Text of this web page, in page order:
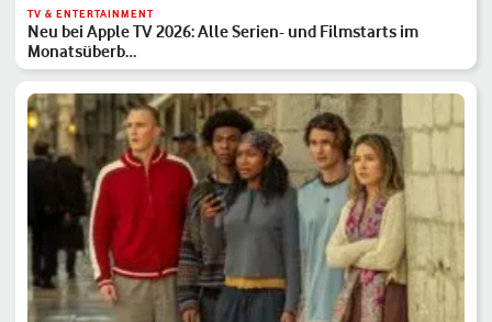
TV & ENTERTAINMENT
Neu bei Apple TV 2026: Alle Serien- und Filmstarts im
Monatsüberb…